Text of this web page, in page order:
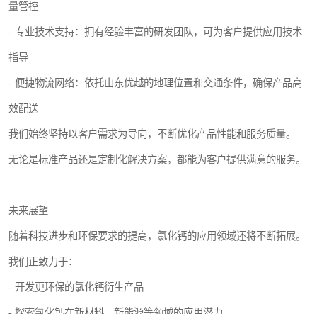
量管控
- 专业技术支持：拥有经验丰富的研发团队，可为客户提供应用技术
指导
- 便捷物流网络：依托山东优越的地理位置和交通条件，确保产品高
效配送
我们始终坚持以客户需求为导向，不断优化产品性能和服务质量。
无论是标准产品还是定制化解决方案，都能为客户提供满意的服务。
未来展望
随着科技进步和环保要求的提高，氯化钙的应用领域还将不断拓展。
我们正致力于：
- 开发更环保的氯化钙衍生产品